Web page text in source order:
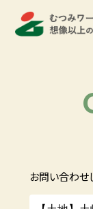
お問い合わせ